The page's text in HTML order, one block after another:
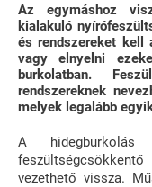
Az egymáshoz
kialakuló
és rendszereket kell
vagy elnyelni
burkolatban.
rendszereknek
melyek legalább
A
vezethető vissza.